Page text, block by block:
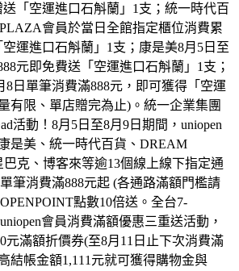
送「空運進口石斛蘭」1支；統一時代百
會員於當日全館指定櫃位消費累
運進口石斛蘭」1支；康是美8月5日至
元即免費送「空運進口石斛蘭」1支；
8日單筆消費滿888元，即可獲得「空運
有限、單店贈完為止)。統一企業集團
活動！8月5日至8月9日期間，uniopen
是美、統一時代百貨、DREAM
克、博客來等逾13個線上線下指定通
筆消費滿888元起 (各通路滿額門檻請
點數10倍送。全台7-
會員消費滿額優惠三重送活動，
元滿額折價券(至8月11日止下次消費滿
結帳金額1,111元就可獲得購物金與